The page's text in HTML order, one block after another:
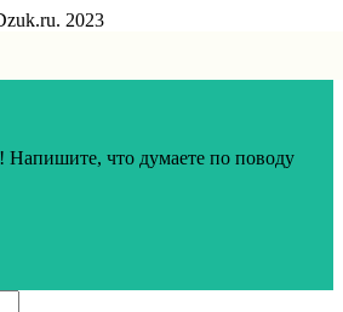
2023
Напишите, что думаете по поводу